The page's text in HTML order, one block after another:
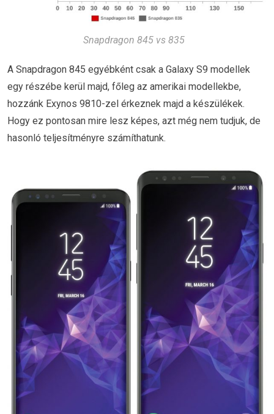
Snapdragon 845 vs 835
A Snapdragon 845 egyébként csak a Galaxy S9 modellek
egy részébe kerül majd, főleg az amerikai modellekbe,
hozzánk Exynos 9810-zel érkeznek majd a készülékek.
Hogy ez pontosan mire lesz képes, azt még nem tudjuk, de
hasonló teljesítményre számíthatunk.